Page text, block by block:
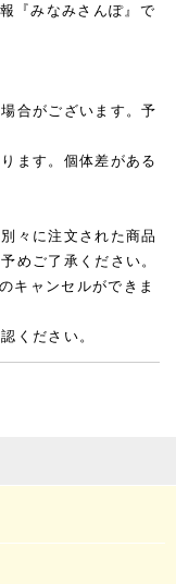
『みなみさんぽ』で
合がございます。予
ます。個体差がある
々に注文された商品
めご了承ください。
キャンセルができま
ください。